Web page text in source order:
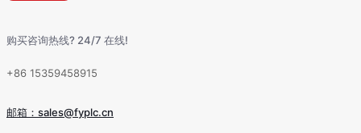
购买咨询热线? 24/7 在线!
+86 15359458915
邮箱：sales@fyplc.cn